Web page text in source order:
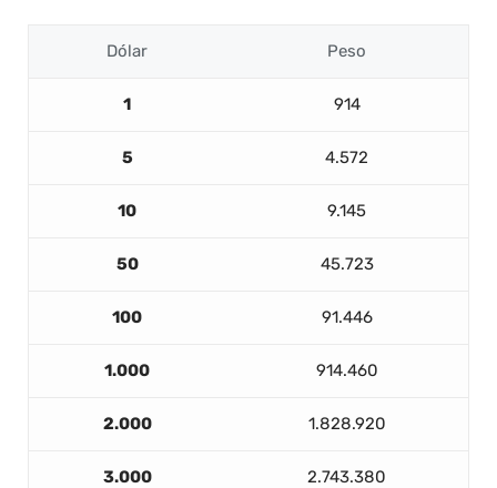
Dólar Peso
1 914
5 4.572
10 9.145
50 45.723
100 91.446
1.000 914.460
2.000 1.828.920
3.000 2.743.380